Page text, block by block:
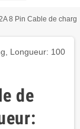
8 Pin Cable de
de